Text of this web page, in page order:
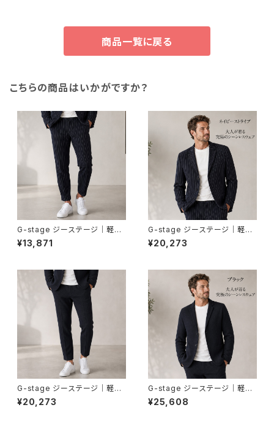
商品一覧に戻る
こちらの商品はいかがですか？
G-stage ジーステージ｜軽量
＆ドライニットジャージパンツ｜
洗濯可能 オンオフ 150505 メ
¥13,871
G-stage ジーステージ｜軽量
＆ドライニットジャージジャケッ
ト｜洗濯可能 オンオフ 150205
¥20,273
G-stage ジーステージ｜軽量
＆ドライニットジャージパンツ｜
洗濯可能 オンオフ 150523 メ
¥20,273
G-stage ジーステージ｜軽量
＆ドライニットジャージジャケッ
ト｜洗濯可能 オンオフ 150215
¥25,608